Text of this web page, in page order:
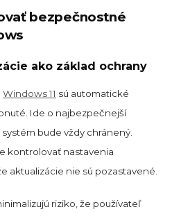
bezpečnostné
ako základ ochrany
Windows 11 sú automatické
Ide o najbezpečnejší
bude vždy chránený.
kontrolovať nastavenia
aktualizácie nie sú pozastavené.
riziko, že používateľ